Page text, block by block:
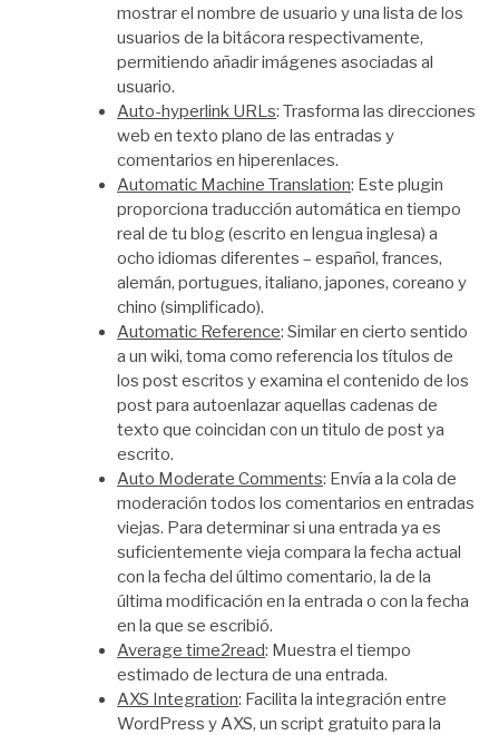
mostrar el nombre de usuario y una lista de los
usuarios de la bitácora respectivamente,
permitiendo añadir imágenes asociadas al
usuario.
Auto-hyperlink URLs: Trasforma las direcciones
web en texto plano de las entradas y
comentarios en hiperenlaces.
Automatic Machine Translation: Este plugin
proporciona traducción automática en tiempo
real de tu blog (escrito en lengua inglesa) a
ocho idiomas diferentes – español, frances,
alemán, portugues, italiano, japones, coreano y
chino (simplificado).
Automatic Reference: Similar en cierto sentido
a un wiki, toma como referencia los títulos de
los post escritos y examina el contenido de los
post para autoenlazar aquellas cadenas de
texto que coincidan con un titulo de post ya
escrito.
Auto Moderate Comments: Envía a la cola de
moderación todos los comentarios en entradas
viejas. Para determinar si una entrada ya es
suficientemente vieja compara la fecha actual
con la fecha del último comentario, la de la
última modificación en la entrada o con la fecha
en la que se escribió.
Average time2read: Muestra el tiempo
estimado de lectura de una entrada.
AXS Integration: Facilita la integración entre
WordPress y AXS, un script gratuito para la